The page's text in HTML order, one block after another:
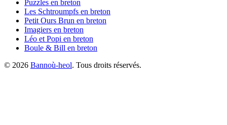
Puzzles en breton
Les Schtroumpfs en breton
Petit Ours Brun en breton
Imagiers en breton
Léo et Popi en breton
Boule & Bill en breton
© 2026 Bannoù-heol. Tous droits réservés.